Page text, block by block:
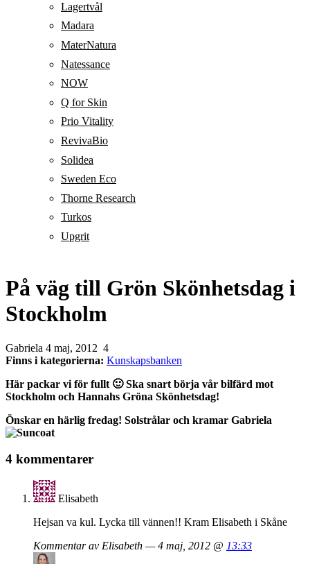
Lagertvål
Madara
MaterNatura
Natessance
NOW
Q for Skin
Prio Vitality
RevivaBio
Solidea
Sweden Eco
Thorne Research
Turkos
Upgrit
På väg till Grön Skönhetsdag i
Stockholm
Gabriela 4 maj, 2012 4
Finns i kategorierna: Kunskapsbanken
Här packar vi för fullt 🙂 Ska snart börja vår bilfärd mot
Stockholm och Hannahs Gröna Skönhetsdag!
Önskar en härlig fredag! Solstrålar och kramar Gabriela
4 kommentarer
Elisabeth
Hejsan va kul. Lycka till vännen!! Kram Elisabeth i Skåne
Kommentar av Elisabeth — 4 maj, 2012 @ 13:33